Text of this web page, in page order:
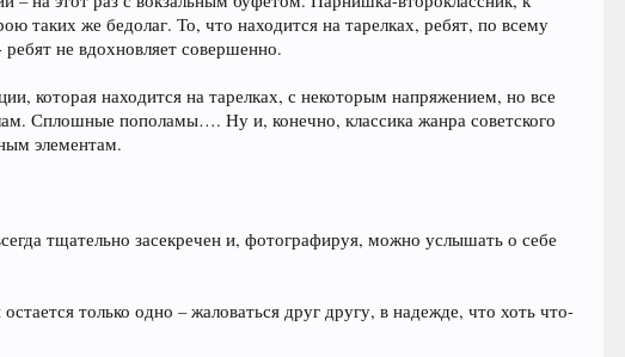
таких же бедолаг. То, что находится на тарелках, ребят, по всему
не вдохновляет совершенно.
которая находится на тарелках, с некоторым напряжением, но все
Сплошные пополамы…. Ну и, конечно, классика жанра советского
элементам.
тщательно засекречен и, фотографируя, можно услышать о себе
только одно – жаловаться друг другу, в надежде, что хоть что-